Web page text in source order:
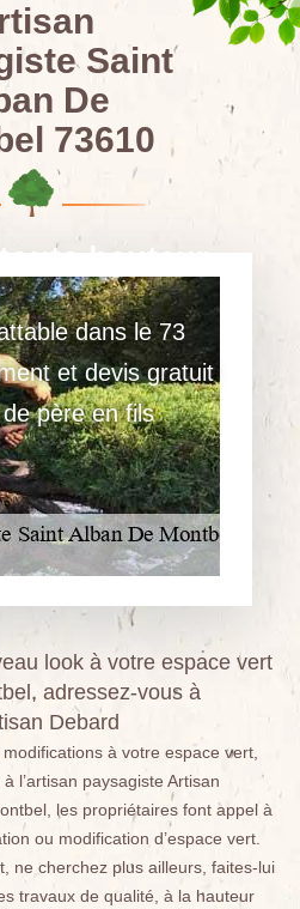
hauteur
dans le 73
et devis gratuit
père en fils
Saint
De
73610
look à votre espace vert
adressez-vous à
Debard
à votre espace vert,
l’artisan paysagiste Artisan
les propriétaires font appel à
ou modification d’espace vert.
ne cherchez plus ailleurs, faites-lui
travaux de qualité, à la hauteur